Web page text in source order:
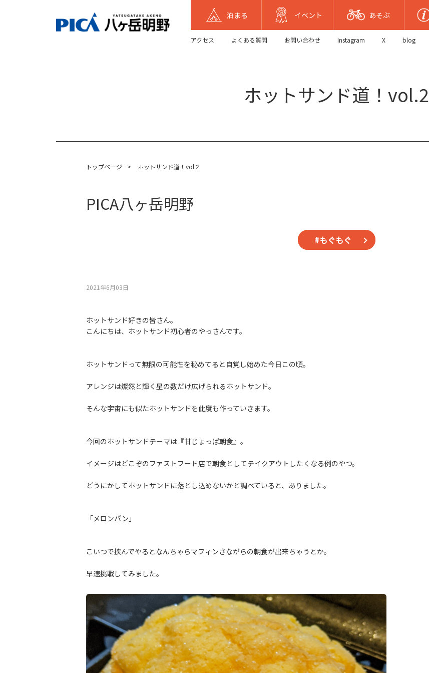
泊まる イベント あそぶ
アクセス よくある質問 お問い合わせ Instagram X blog
ホットサンド道！vol.2
トップページ > ホットサンド道！vol.2
PICA八ヶ岳明野
#もぐもぐ
2021年6月03⽇
ホットサンド好きの皆さん。
こんにちは、ホットサンド初心者のやっさんです。
ホットサンドって無限の可能性を秘めてると自覚し始めた今日この頃。
アレンジは燦然と輝く星の数だけ広げられるホットサンド。
そんな宇宙にも似たホットサンドを此度も作っていきます。
今回のホットサンドテーマは『甘じょっぱ朝食』。
イメージはどこぞのファストフード店で朝食としてテイクアウトしたくなる例のやつ。
どうにかしてホットサンドに落とし込めないかと調べていると、ありました。
「メロンパン」
こいつで挟んでやるとなんちゃらマフィンさながらの朝食が出来ちゃうとか。
早速挑戦してみました。